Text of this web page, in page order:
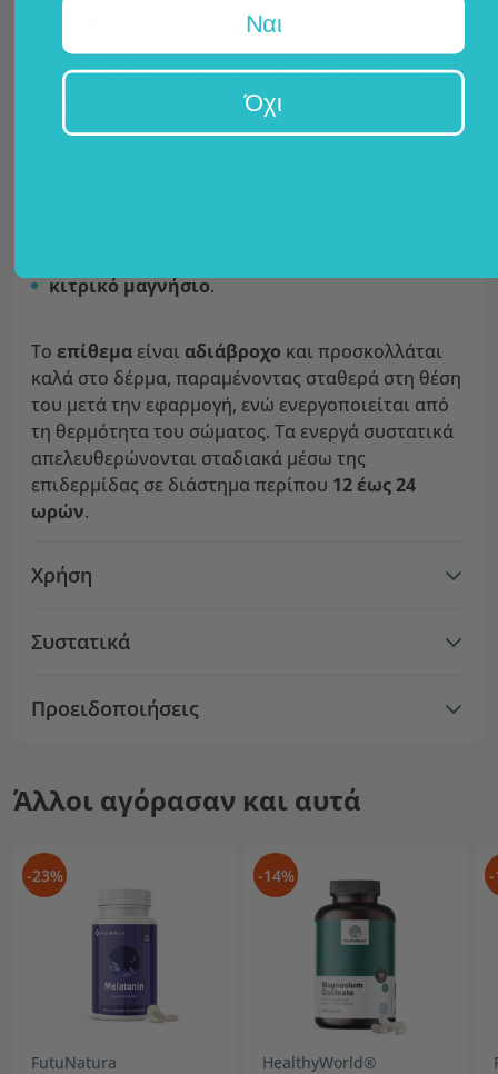
κρύβουν μέσα τους
εξαιρετικά ενεργά συστατικά, τα οποία
απελευθερώνονται στην επιδερμίδα κατά τη
διάρκεια της νύχτας, ενώ κοιμάστε. Στη σύνθεσή
τους περιλαμβάνονται:
κιτρικό μαγνήσιο.
Το επίθεμα είναι αδιάβροχο και προσκολλάται
καλά στο δέρμα, παραμένοντας σταθερά στη θέση
του μετά την εφαρμογή, ενώ ενεργοποιείται από
τη θερμότητα του σώματος. Τα ενεργά συστατικά
απελευθερώνονται σταδιακά μέσω της
επιδερμίδας σε διάστημα περίπου 12 έως 24
ωρών.
Χρήση
Συστατικά
Προειδοποιήσεις
Άλλοι αγόρασαν και αυτά
-23%
FutuNatura
-14%
HealthyWorld®
-
Ναι
Όχι